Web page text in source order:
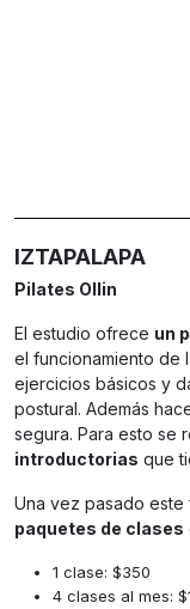
IZTAPALAPA
Pilates Ollin
El estudio ofrece un
el funcionamiento de
ejercicios básicos y
postural. Además
segura. Para esto se
introductorias que
Una vez pasado
paquetes de clases
1 clase: $350
4 clases al mes: